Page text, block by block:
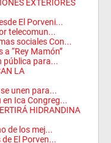
EXTERIORES
El Porveni...
telecomun...
sociales Con...
“Rey Mamón”
pública para...
LA
unen para...
en Ica Congreg...
HIDRANDINA
de los mej...
El Porven...